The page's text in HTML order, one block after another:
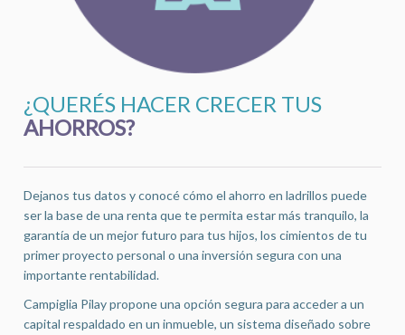
¿QUERÉS HACER CRECER TUS
AHORROS?
Dejanos tus datos y conocé cómo el ahorro en ladrillos puede
ser la base de una renta que te permita estar más tranquilo, la
garantía de un mejor futuro para tus hijos, los cimientos de tu
primer proyecto personal o una inversión segura con una
importante rentabilidad.
Campiglia Pilay propone una opción segura para acceder a un
capital respaldado en un inmueble, un sistema diseñado sobre